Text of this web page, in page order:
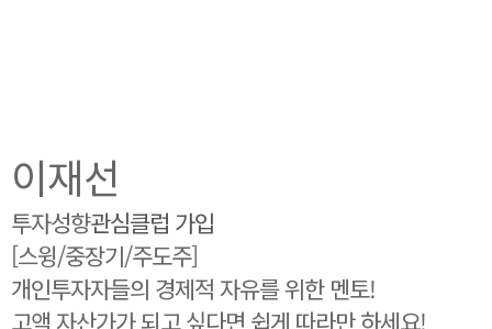
이재선
투자성향관심클럽 가입
[스윙/중장기/주도주]
개인투자자들의 경제적 자유를 위한 멘토!
고액 자산가가 되고 싶다면 쉽게 따라만 하세요!